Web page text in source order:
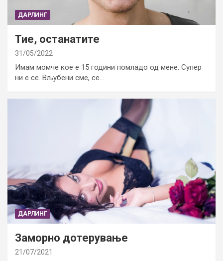
ДАРЛИНГ
Тие, останатите
31/05/2022
Имам момче кое е 15 години помладо од мене. Супер
ни е се. Вљубени сме, се…
ДАРЛИНГ
Заморно дотерување
21/07/2021